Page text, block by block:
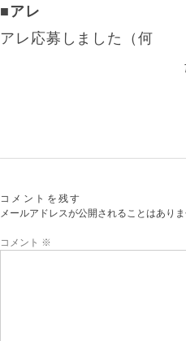
■アレ
アレ応募しました（何
コメントを残す
メールアドレスが公開されることはありま
コメント ※